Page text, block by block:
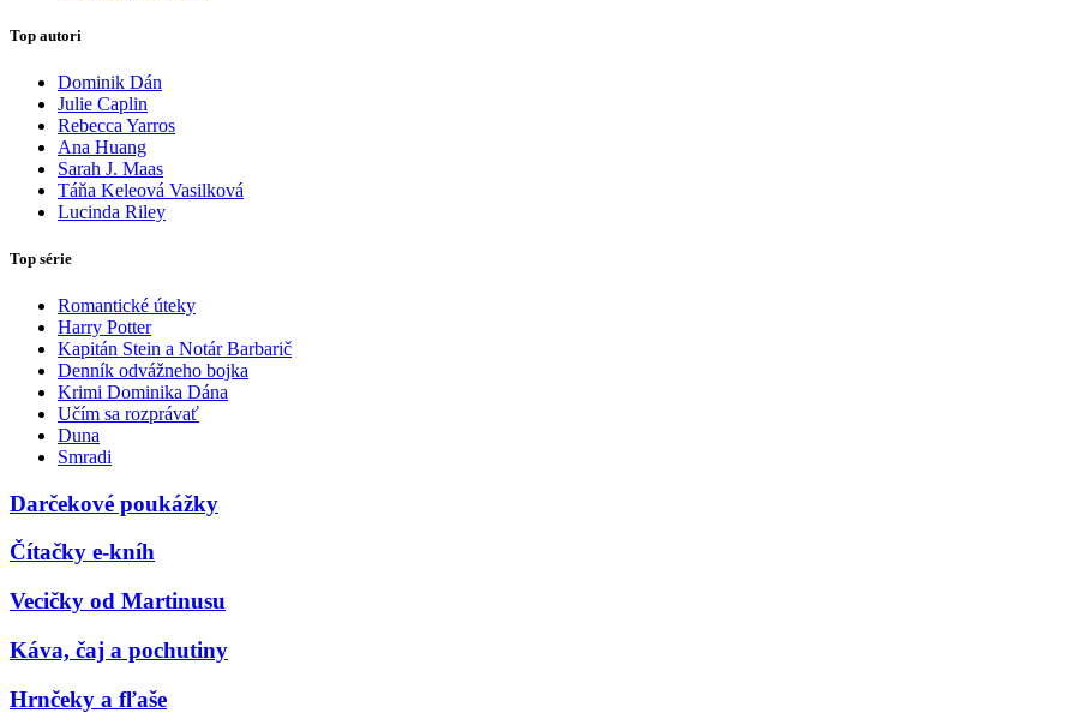
Top autori
Dominik Dán
Julie Caplin
Rebecca Yarros
Ana Huang
Sarah J. Maas
Táňa Keleová Vasilková
Lucinda Riley
Top série
Romantické úteky
Harry Potter
Kapitán Stein a Notár Barbarič
Denník odvážneho bojka
Krimi Dominika Dána
Učím sa rozprávať
Duna
Smradi
Darčekové poukážky
Čítačky e-kníh
Vecičky od Martinusu
Káva, čaj a pochutiny
Hrnčeky a fľaše